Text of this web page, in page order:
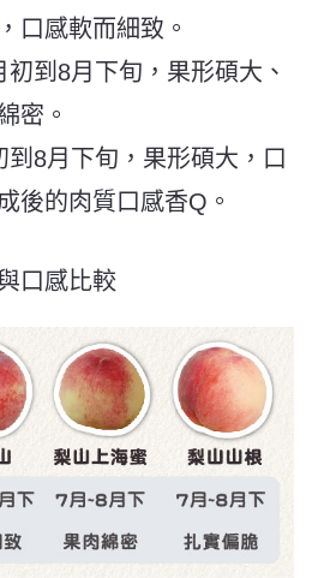
口感軟而細致。
初到8月下旬，果形碩大、
密。
到8月下旬，果形碩大，口
後的肉質口感香Q。
口感比較